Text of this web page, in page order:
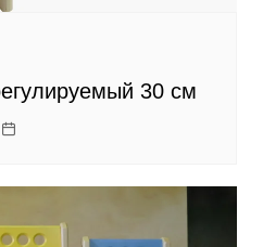
30 см